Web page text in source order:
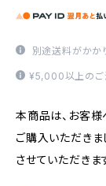
別途送料がかか
¥5,000以上のご
本商品は、お客様
ご購入いただきま
させていただきま